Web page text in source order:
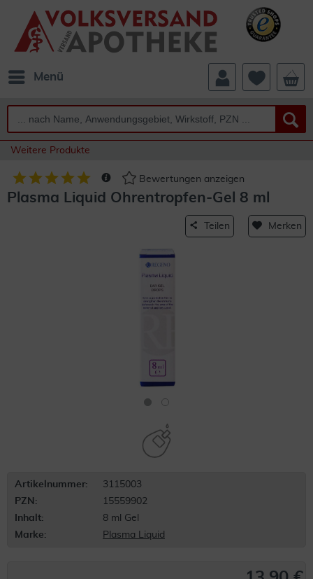
Menü
Weitere Produkte
Bewertungen anzeigen
Plasma Liquid Ohrentropfen-Gel 8 ml
Teilen Merken
Artikelnummer:
3115003
PZN:
15559902
Inhalt:
8 ml Gel
Marke:
Plasma Liquid